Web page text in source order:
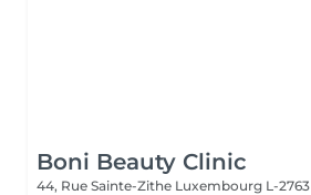
Boni Beauty Clinic
44, Rue Sainte-Zithe Luxembourg L-2763